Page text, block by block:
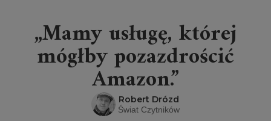
„Mamy usługę, której
mógłby pozazdrościć
Amazon.”
Robert Drózd
Świat Czytników